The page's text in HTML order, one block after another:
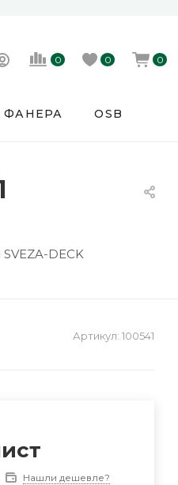
0 0 0
OSB
DECK
Артикул: 100541
Нашли дешевле?